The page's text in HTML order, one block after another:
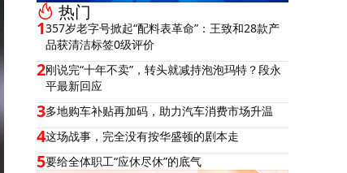
热门
1357岁老字号掀起“配料表革命”：王致和28款产
品获清洁标签0级评价
2刚说完“十年不卖”，转头就减持泡泡玛特？段永
平最新回应
3多地购车补贴再加码，助力汽车消费市场升温
4这场战事，完全没有按华盛顿的剧本走
5要给全体职工“应休尽休”的底气